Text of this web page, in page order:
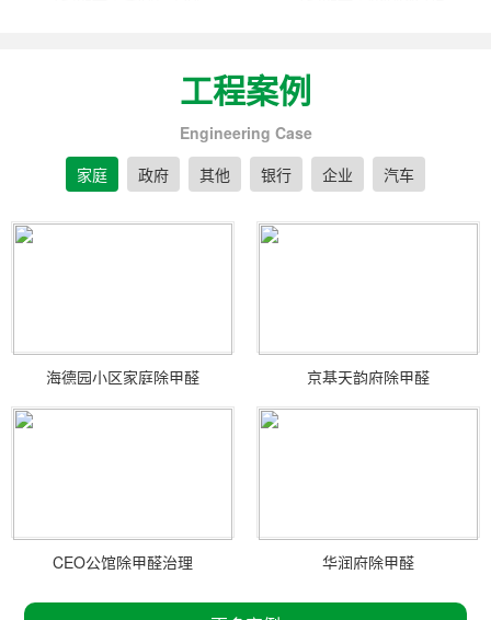
工程案例
Engineering Case
家庭
政府 其他 银行 企业 汽车
海德园小区家庭除甲醛 京基天韵府除甲醛
CEO公馆除甲醛治理 华润府除甲醛